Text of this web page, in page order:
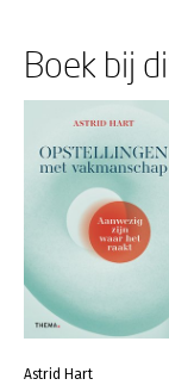
Boek bij
Astrid Hart